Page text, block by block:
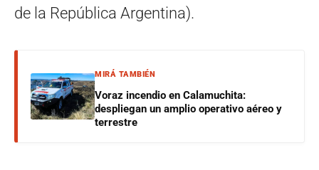
de la República Argentina).
MIRÁ TAMBIÉN
Voraz incendio en Calamuchita:
despliegan un amplio operativo aéreo y
terrestre